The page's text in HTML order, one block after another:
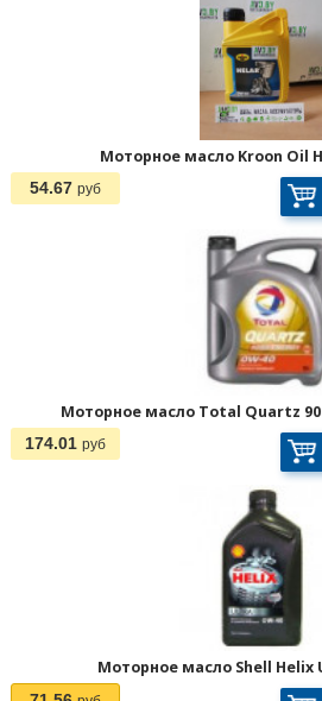
Моторное масло Kroon Oil
54.67 руб
Моторное масло Total Quartz
174.01 руб
Моторное масло Shell Helix